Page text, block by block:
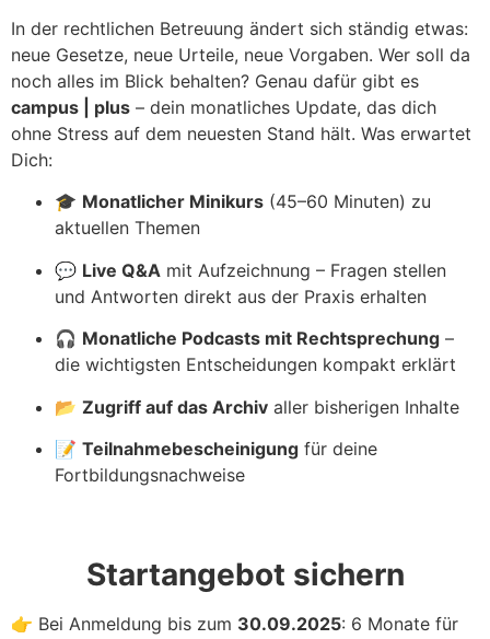
In der rechtlichen Betreuung ändert sich ständig etwas:
neue Gesetze, neue Urteile, neue Vorgaben. Wer soll da
noch alles im Blick behalten? Genau dafür gibt es
campus | plus – dein monatliches Update, das dich
ohne Stress auf dem neuesten Stand hält. Was erwartet
Dich:
🎓 Monatlicher Minikurs (45–60 Minuten) zu
aktuellen Themen
💬 Live Q&A mit Aufzeichnung – Fragen stellen
und Antworten direkt aus der Praxis erhalten
🎧 Monatliche Podcasts mit Rechtsprechung –
die wichtigsten Entscheidungen kompakt erklärt
📂 Zugriff auf das Archiv aller bisherigen Inhalte
📝 Teilnahmebescheinigung für deine
Fortbildungsnachweise
Startangebot sichern
👉 Bei Anmeldung bis zum 30.09.2025: 6 Monate für